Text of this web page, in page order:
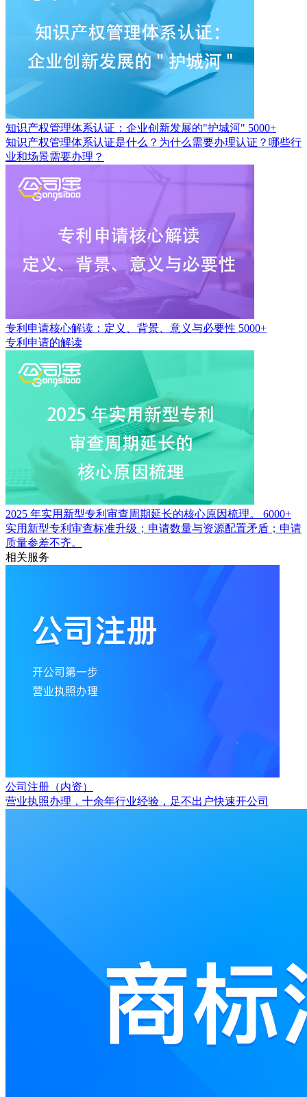
知识产权管理体系认证：企业创新发展的"护城河" 5000+
知识产权管理体系认证是什么？为什么需要办理认证？哪些行
业和场景需要办理？
专利申请核心解读：定义、背景、意义与必要性 5000+
专利申请的解读
2025 年实用新型专利审查周期延长的核心原因梳理。
6000+
实用新型专利审查标准升级；申请数量与资源配置矛盾；申请
质量参差不齐。
相关服务
公司注册（内资）
营业执照办理，十余年行业经验，足不出户快速开公司